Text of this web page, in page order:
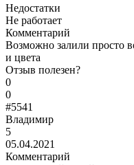
Недостатки
Не работает
Комментарий
Возможно залили просто
и цвета
Отзыв полезен?
0
0
#5541
Владимир
5
05.04.2021
Комментарий